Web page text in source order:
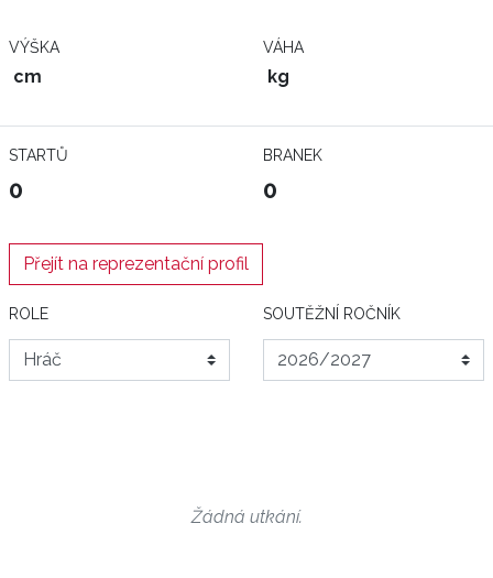
VÝŠKA
cm
VÁHA
kg
STARTŮ
0
BRANEK
0
Přejít na reprezentační profil
ROLE SOUTĚŽNÍ ROČNÍK
Žádná utkání.